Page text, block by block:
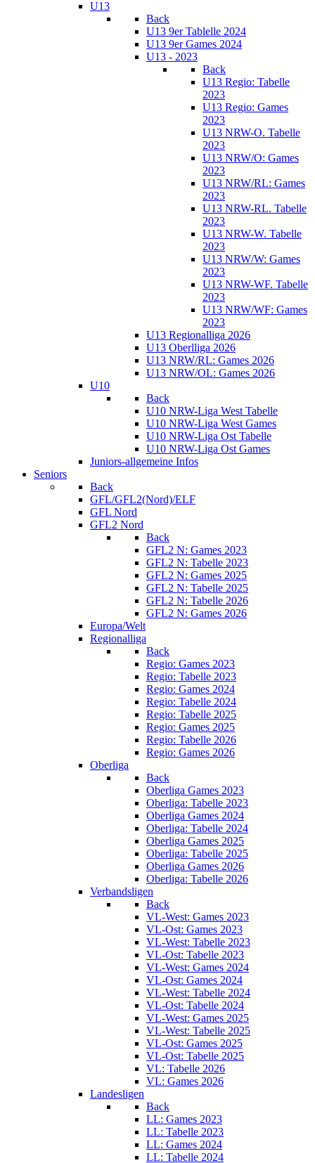
U13
Back
U13 9er Tablelle 2024
U13 9er Games 2024
U13 - 2023
Back
U13 Regio: Tabelle
2023
U13 Regio: Games
2023
U13 NRW-O. Tabelle
2023
U13 NRW/O: Games
2023
U13 NRW/RL: Games
2023
U13 NRW-RL. Tabelle
2023
U13 NRW-W. Tabelle
2023
U13 NRW/W: Games
2023
U13 NRW-WF. Tabelle
2023
U13 NRW/WF: Games
2023
U13 Regionalliga 2026
U13 Oberlliga 2026
U13 NRW/RL: Games 2026
U13 NRW/OL: Games 2026
U10
Back
U10 NRW-Liga West Tabelle
U10 NRW-Liga West Games
U10 NRW-Liga Ost Tabelle
U10 NRW-Liga Ost Games
Juniors-allgemeine Infos
Seniors
Back
GFL/GFL2(Nord)/ELF
GFL Nord
GFL2 Nord
Back
GFL2 N: Games 2023
GFL2 N: Tabelle 2023
GFL2 N: Games 2025
GFL2 N: Tabelle 2025
GFL2 N: Tabelle 2026
GFL2 N: Games 2026
Europa/Welt
Regionalliga
Back
Regio: Games 2023
Regio: Tabelle 2023
Regio: Games 2024
Regio: Tabelle 2024
Regio: Tabelle 2025
Regio: Games 2025
Regio: Tabelle 2026
Regio: Games 2026
Oberliga
Back
Oberliga Games 2023
Oberliga: Tabelle 2023
Oberliga Games 2024
Oberliga: Tabelle 2024
Oberliga Games 2025
Oberliga: Tabelle 2025
Oberliga Games 2026
Oberliga: Tabelle 2026
Verbandsligen
Back
VL-West: Games 2023
VL-Ost: Games 2023
VL-West: Tabelle 2023
VL-Ost: Tabelle 2023
VL-West: Games 2024
VL-Ost: Games 2024
VL-West: Tabelle 2024
VL-Ost: Tabelle 2024
VL-West: Games 2025
VL-West: Tabelle 2025
VL-Ost: Games 2025
VL-Ost: Tabelle 2025
VL: Tabelle 2026
VL: Games 2026
Landesligen
Back
LL: Games 2023
LL: Tabelle 2023
LL: Games 2024
LL: Tabelle 2024